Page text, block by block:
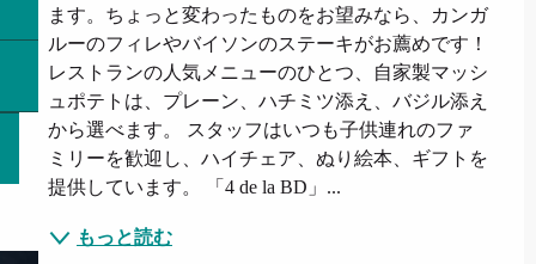
ます。ちょっと変わったものをお望みなら、カンガ
ルーのフィレやバイソンのステーキがお薦めです！
レストランの人気メニューのひとつ、自家製マッシ
ュポテトは、プレーン、ハチミツ添え、バジル添え
から選べます。 スタッフはいつも子供連れのファ
ミリーを歓迎し、ハイチェア、ぬり絵本、ギフトを
提供しています。 「4 de la BD」...
もっと読む